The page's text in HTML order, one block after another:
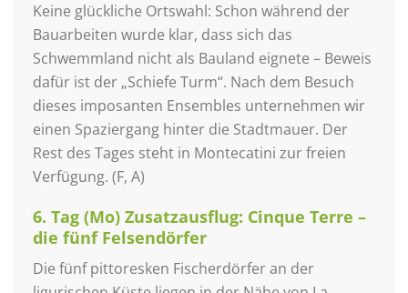
Keine glückliche Ortswahl: Schon während der
Bauarbeiten wurde klar, dass sich das
Schwemmland nicht als Bauland eignete – Beweis
dafür ist der „Schiefe Turm“. Nach dem Besuch
dieses imposanten Ensembles unternehmen wir
einen Spaziergang hinter die Stadtmauer. Der
Rest des Tages steht in Montecatini zur freien
Verfügung. (F, A)
6. Tag (Mo) Zusatzausflug: Cinque Terre –
die fünf Felsendörfer
Die fünf pittoresken Fischerdörfer an der